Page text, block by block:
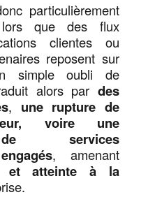
particulièrement
lors que des flux
clientes ou
reposent sur
simple oubli de
alors par des
, une rupture de
voire une
services
, amenant
et atteinte à la